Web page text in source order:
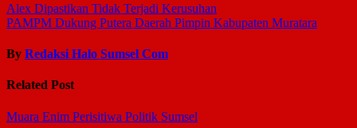
Alex Dipastikan Tidak Terjadi Kerusuhan
PAMPM Dukung Putera Daerah Pimpin Kabupaten Muratara
By Redaksi Halo Sumsel Com
Related Post
Muara Enim Perisitiwa Politik Sumsel